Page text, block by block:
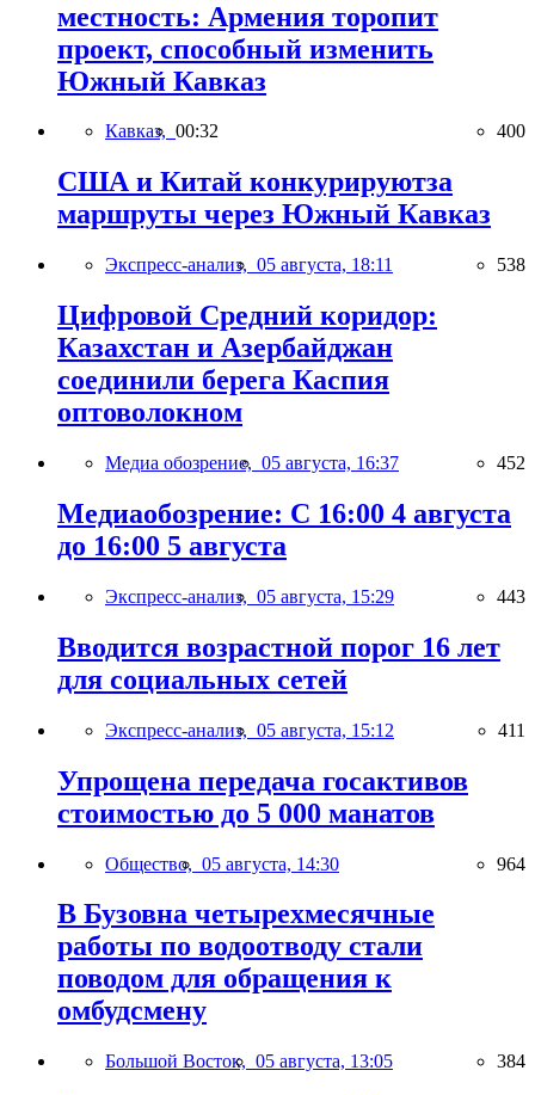
местность: Армения торопит
проект, способный изменить
Южный Кавказ
Кавказ, 00:32 400
США и Китай конкурируютза
маршруты через Южный Кавказ
Экспресс-анализ, 05 августа, 18:11 538
Цифровой Средний коридор:
Казахстан и Азербайджан
соединили берега Каспия
оптоволокном
Медиа обозрение, 05 августа, 16:37 452
Медиаобозрение: С 16:00 4 августа
до 16:00 5 августа
Экспресс-анализ, 05 августа, 15:29 443
Вводится возрастной порог 16 лет
для социальных сетей
Экспресс-анализ, 05 августа, 15:12 411
Упрощена передача госактивов
стоимостью до 5 000 манатов
Общество, 05 августа, 14:30 964
В Бузовна четырехмесячные
работы по водоотводу стали
поводом для обращения к
омбудсмену
Большой Восток, 05 августа, 13:05 384